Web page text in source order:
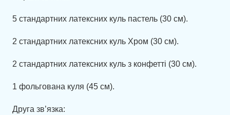
5 стандартних латексних куль пастель (30 см).
2 стандартних латексних куль Хром (30 см).
2 стандартних латексних куль з конфетті (30 см).
1 фольгована куля (45 см).
Друга зв’язка: